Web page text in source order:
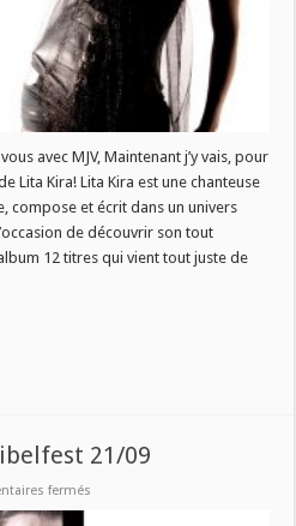
avec MJV, Maintenant j’y vais, pour
Lita Kira! Lita Kira est une chanteuse
compose et écrit dans un univers
de découvrir son tout
12 titres qui vient tout juste de
21/09
fermés